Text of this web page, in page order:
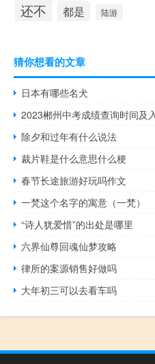
还不 都是 陆游
猜你想看的文章
日本有哪些名犬
2023郴州中考成绩查询时间及
除夕和过年有什么说法
裁片鞋是什么意思什么梗
春节长途旅游好玩吗作文
一梵这个名字的寓意（一梵）
“诗人犹爱惜”的出处是哪里
六界仙尊回魂仙梦攻略
律所的案源销售好做吗
大年初三可以去看车吗